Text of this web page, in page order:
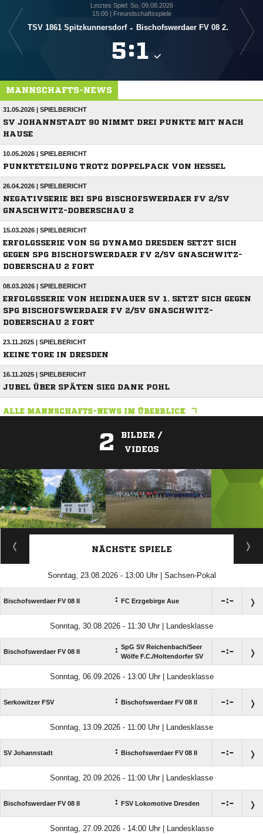
Letztes Spiel: So, 09.08.2026
15:00 | Freundschaftsspiele
TSV 1861 Spitzkunnersdorf - Bischofswerdaer FV 08 2.
:
MANNSCHAFTS-NEWS
31.05.2026 | SPIELBERICHT
SV JOHANNSTADT 90 NIMMT DREI PUNKTE MIT NACH
HAUSE
10.05.2026 | SPIELBERICHT
PUNKTETEILUNG TROTZ DOPPELPACK VON HESSEL
26.04.2026 | SPIELBERICHT
NEGATIVSERIE BEI SPG BISCHOFSWERDAER FV 2/SV
GNASCHWITZ-DOBERSCHAU 2
15.03.2026 | SPIELBERICHT
ERFOLGSSERIE VON SG DYNAMO DRESDEN SETZT SICH
GEGEN SPG BISCHOFSWERDAER FV 2/SV GNASCHWITZ-
DOBERSCHAU 2 FORT
08.03.2026 | SPIELBERICHT
ERFOLGSSERIE VON HEIDENAUER SV 1. SETZT SICH GEGEN
SPG BISCHOFSWERDAER FV 2/SV GNASCHWITZ-
DOBERSCHAU 2 FORT
23.11.2025 | SPIELBERICHT
KEINE TORE IN DRESDEN
16.11.2025 | SPIELBERICHT
JUBEL ÜBER SPÄTEN SIEG DANK POHL
ALLE MANNSCHAFTS-NEWS IM ÜBERBLICK
2
BILDER /
VIDEOS
ANZEIGE
NÄCHSTE SPIELE
Sonntag, 23.08.2026 - 13:00 Uhr | Sachsen-Pokal
Bischofswerdaer FV 08 II : FC Erzgebirge Aue :
Sonntag, 30.08.2026 - 11:30 Uhr | Landesklasse
Bischofswerdaer FV 08 II : SpG SV Reichenbach/​Seer
Wölfe F.C./​Holtendorfer SV
:
Sonntag, 06.09.2026 - 13:00 Uhr | Landesklasse
Serkowitzer FSV : Bischofswerdaer FV 08 II :
Sonntag, 13.09.2026 - 11:00 Uhr | Landesklasse
SV Johannstadt : Bischofswerdaer FV 08 II :
Sonntag, 20.09.2026 - 11:00 Uhr | Landesklasse
Bischofswerdaer FV 08 II : FSV Lokomotive Dresden :
Sonntag, 27.09.2026 - 14:00 Uhr | Landesklasse